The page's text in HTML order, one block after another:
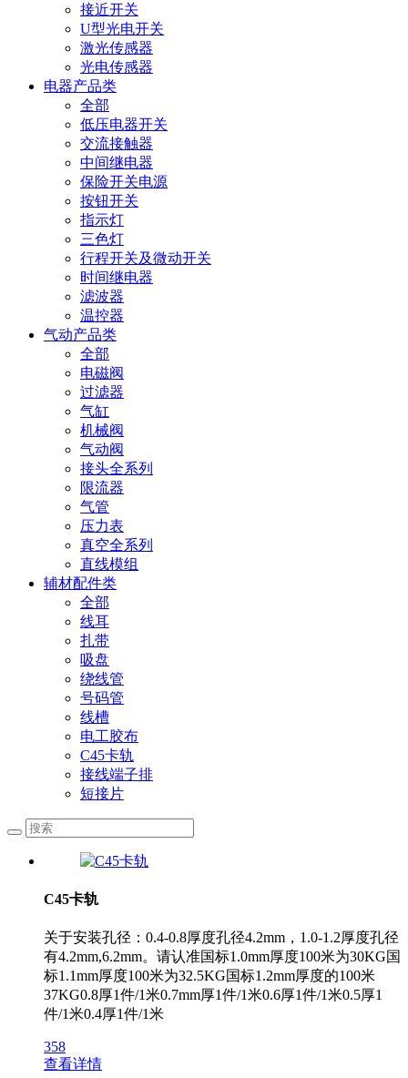
接近开关
U型光电开关
激光传感器
光电传感器
电器产品类
全部
低压电器开关
交流接触器
中间继电器
保险开关电源
按钮开关
指示灯
三色灯
行程开关及微动开关
时间继电器
滤波器
温控器
气动产品类
全部
电磁阀
过滤器
气缸
机械阀
气动阀
接头全系列
限流器
气管
压力表
真空全系列
直线模组
辅材配件类
全部
线耳
扎带
吸盘
绕线管
号码管
线槽
电工胶布
C45卡轨
接线端子排
短接片
C45卡轨
关于安装孔径：0.4-0.8厚度孔径4.2mm，1.0-1.2厚度孔径
有4.2mm,6.2mm。请认准国标1.0mm厚度100米为30KG国
标1.1mm厚度100米为32.5KG国标1.2mm厚度的100米
37KG0.8厚1件/1米0.7mm厚1件/1米0.6厚1件/1米0.5厚1
件/1米0.4厚1件/1米
358
查看详情